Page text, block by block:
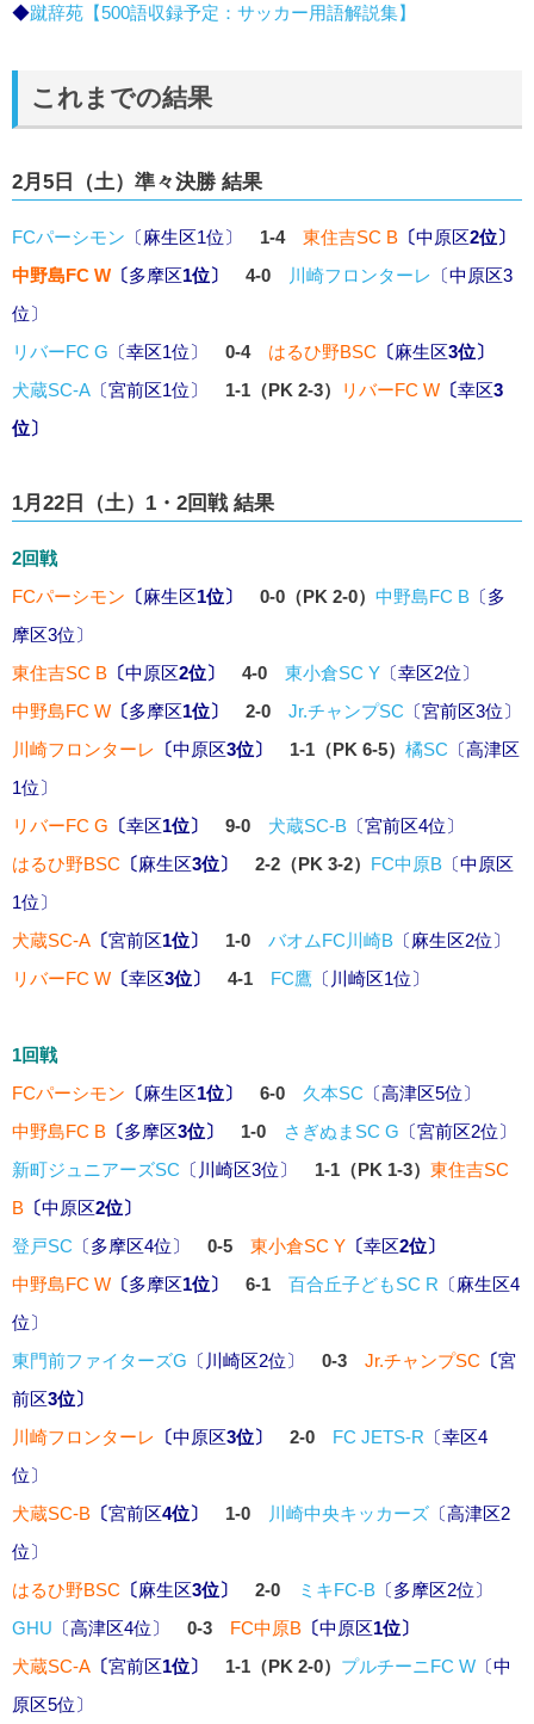
◆蹴辞苑【500語収録予定：サッカー用語解説集】
これまでの結果
2月5日（土）準々決勝 結果
FCパーシモン 〔麻生区1位〕 1-4 東住吉SC B 〔中原区2位〕
中野島FC W 〔多摩区1位〕 4-0 川崎フロンターレ 〔中原区3
位〕
リバーFC G 〔幸区1位〕 0-4 はるひ野BSC 〔麻生区3位〕
犬蔵SC-A 〔宮前区1位〕 1-1（PK 2-3） リバーFC W 〔幸区3
位〕
1月22日（土）1・2回戦 結果
2回戦
FCパーシモン 〔麻生区1位〕 0-0（PK 2-0） 中野島FC B 〔多
摩区3位〕
東住吉SC B 〔中原区2位〕 4-0 東小倉SC Y 〔幸区2位〕
中野島FC W 〔多摩区1位〕 2-0 Jr.チャンプSC 〔宮前区3位〕
川崎フロンターレ 〔中原区3位〕 1-1（PK 6-5） 橘SC 〔高津区
1位〕
リバーFC G 〔幸区1位〕 9-0 犬蔵SC-B 〔宮前区4位〕
はるひ野BSC 〔麻生区3位〕 2-2（PK 3-2） FC中原B 〔中原区
1位〕
犬蔵SC-A 〔宮前区1位〕 1-0 バオムFC川崎B 〔麻生区2位〕
リバーFC W 〔幸区3位〕 4-1 FC鷹 〔 川崎区1位〕
1回戦
FCパーシモン 〔麻生区1位〕 6-0 久本SC 〔高津区5位〕
中野島FC B 〔多摩区3位〕 1-0 さぎぬまSC G 〔宮前区2位〕
新町ジュニアーズSC 〔 川崎区3位〕 1-1（PK 1-3） 東住吉SC
B 〔中原区2位〕
登戸SC 〔多摩区4位〕 0-5 東小倉SC Y 〔幸区2位〕
中野島FC W 〔多摩区1位〕 6-1 百合丘子どもSC R 〔麻生区4
位〕
東門前ファイターズG 〔 川崎区2位〕 0-3 Jr.チャンプSC 〔宮
前区3位〕
川崎フロンターレ 〔中原区3位〕 2-0 FC JETS-R 〔幸区4
位〕
犬蔵SC-B 〔宮前区4位〕 1-0 川崎中央キッカーズ 〔高津区2
位〕
はるひ野BSC 〔麻生区3位〕 2-0 ミキFC-B 〔多摩区2位〕
GHU 〔高津区4位〕 0-3 FC中原B 〔中原区1位〕
犬蔵SC-A 〔宮前区1位〕 1-1（PK 2-0） プルチーニFC W 〔中
原区5位〕